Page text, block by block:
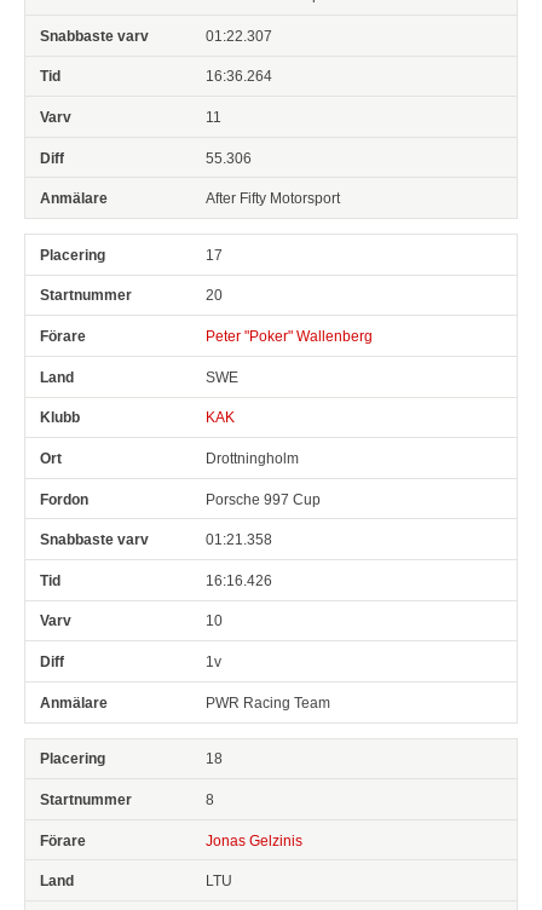
01:22.307
16:36.264
11
55.306
After Fifty Motorsport
17
20
Peter "Poker" Wallenberg
SWE
KAK
Drottningholm
Porsche 997 Cup
01:21.358
16:16.426
10
1v
PWR Racing Team
18
8
Jonas Gelzinis
LTU